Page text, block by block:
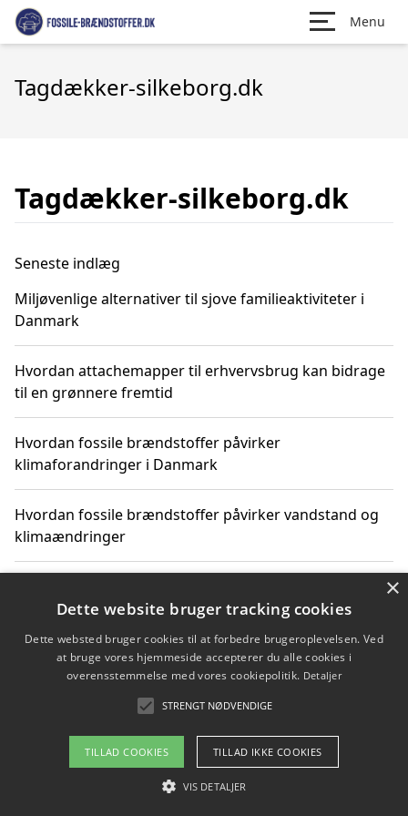
Menu
Tagdækker-silkeborg.dk
Tagdækker-silkeborg.dk
Seneste indlæg
Miljøvenlige alternativer til sjove familieaktiviteter i
Danmark
Hvordan attachemapper til erhvervsbrug kan bidrage
til en grønnere fremtid
Hvordan fossile brændstoffer påvirker
klimaforandringer i Danmark
Hvordan fossile brændstoffer påvirker vandstand og
klimaændringer
vores perspektiv
Copyright 2026 - Pilanto Aps
Om / kontakt
×
Dette website bruger tracking cookies
Dette websted bruger cookies til at forbedre brugeroplevelsen. Ved
at bruge vores hjemmeside accepterer du alle cookies i
overensstemmelse med vores cookiepolitik. Detaljer
STRENGT NØDVENDIGE
TILLAD COOKIES TILLAD IKKE COOKIES
VIS DETALJER